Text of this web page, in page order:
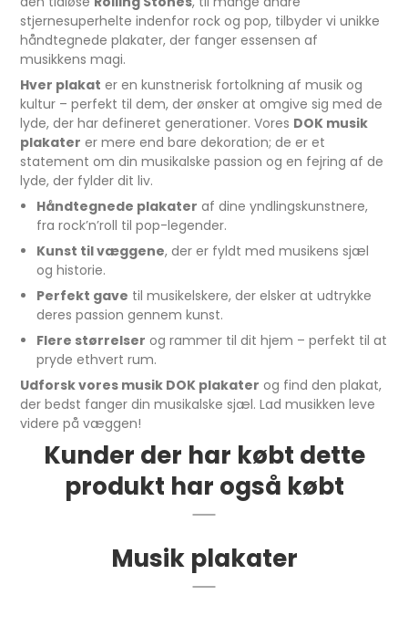
stjernesuperhelte indenfor rock og pop, tilbyder vi unikke
håndtegnede plakater, der fanger essensen af
musikkens magi.
Hver plakat er en kunstnerisk fortolkning af musik og
kultur – perfekt til dem, der ønsker at omgive sig med de
lyde, der har defineret generationer. Vores DOK musik
plakater er mere end bare dekoration; de er et
statement om din musikalske passion og en fejring af de
lyde, der fylder dit liv.
Håndtegnede plakater af dine yndlingskunstnere,
fra rock’n’roll til pop-legender.
Kunst til væggene, der er fyldt med musikens sjæl
og historie.
Perfekt gave til musikelskere, der elsker at udtrykke
deres passion gennem kunst.
Flere størrelser og rammer til dit hjem – perfekt til at
pryde ethvert rum.
Udforsk vores musik DOK plakater og find den plakat,
der bedst fanger din musikalske sjæl. Lad musikken leve
videre på væggen!
Kunder der har købt dette
produkt har også købt
Musik plakater